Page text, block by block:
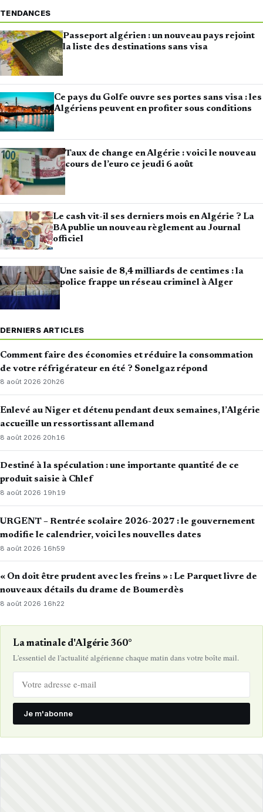
TENDANCES
Passeport algérien : un nouveau pays rejoint
la liste des destinations sans visa
Ce pays du Golfe ouvre ses portes sans visa : les
Algériens peuvent en profiter sous conditions
Taux de change en Algérie : voici le nouveau
cours de l’euro ce jeudi 6 août
Le cash vit-il ses derniers mois en Algérie ? La
BA publie un nouveau règlement au Journal
officiel
Une saisie de 8,4 milliards de centimes : la
police frappe un réseau criminel à Alger
DERNIERS ARTICLES
Comment faire des économies et réduire la consommation
de votre réfrigérateur en été ? Sonelgaz répond
8 août 2026·20h26
Enlevé au Niger et détenu pendant deux semaines, l’Algérie
accueille un ressortissant allemand
8 août 2026·20h16
Destiné à la spéculation : une importante quantité de ce
produit saisie à Chlef
8 août 2026·19h19
URGENT – Rentrée scolaire 2026-2027 : le gouvernement
modifie le calendrier, voici les nouvelles dates
8 août 2026· 16h59
« On doit être prudent avec les freins » : Le Parquet livre de
nouveaux détails du drame de Boumerdès
8 août 2026·16h22
La matinale d'Algérie 360°
L'essentiel de l'actualité algérienne chaque matin dans votre boîte mail.
Je m'abonne